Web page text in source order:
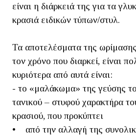
είναι η διάρκειά της για τα
κρασιά ειδικών τύπων/στυλ.
Τα αποτελέσματα της
τον χρόνο που διαρκεί, είναι
κυριότερα από αυτά είναι:
- το «μαλάκωμα» της γεύσης
τανικού – στυφού χαρακτήρα
κρασιού, που προκύπτει
• από την αλλαγή της